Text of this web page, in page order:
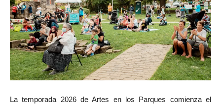
La temporada 2026 de Artes en los Parques comienza el